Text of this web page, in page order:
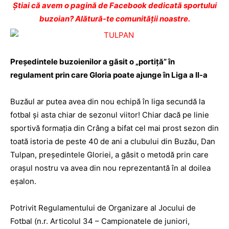
Ştiai că avem o pagină de Facebook dedicată sportului
buzoian? Alătură-te comunității noastre.
Preşedintele buzoienilor a găsit o „portiţă” în
regulament prin care Gloria poate ajunge în Liga a II-a
Buzăul ar putea avea din nou echipă în liga secundă la
fotbal şi asta chiar de sezonul viitor! Chiar dacă pe linie
sportivă formaţia din Crâng a bifat cel mai prost sezon din
toată istoria de peste 40 de ani a clubului din Buzău, Dan
Tulpan, preşedintele Gloriei, a găsit o metodă prin care
oraşul nostru va avea din nou reprezentantă în al doilea
eşalon.
Potrivit Regulamentului de Organizare al Jocului de
Fotbal (n.r. Articolul 34 – Cam­pionatele de juniori,